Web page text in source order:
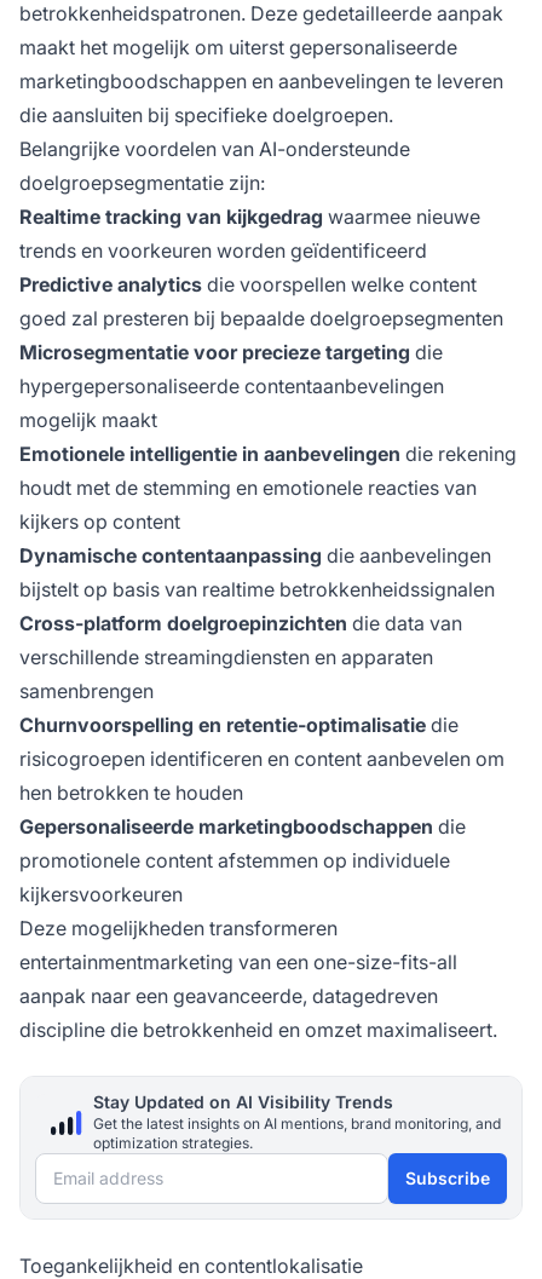
betrokkenheidspatronen. Deze gedetailleerde aanpak
maakt het mogelijk om uiterst gepersonaliseerde
marketingboodschappen en aanbevelingen te leveren
die aansluiten bij specifieke doelgroepen.
Belangrijke voordelen van AI-ondersteunde
doelgroepsegmentatie zijn:
Realtime tracking van kijkgedrag waarmee nieuwe
trends en voorkeuren worden geïdentificeerd
Predictive analytics die voorspellen welke content
goed zal presteren bij bepaalde doelgroepsegmenten
Microsegmentatie voor precieze targeting die
hypergepersonaliseerde contentaanbevelingen
mogelijk maakt
Emotionele intelligentie in aanbevelingen die rekening
houdt met de stemming en emotionele reacties van
kijkers op content
Dynamische contentaanpassing die aanbevelingen
bijstelt op basis van realtime betrokkenheidssignalen
Cross-platform doelgroepinzichten die data van
verschillende streamingdiensten en apparaten
samenbrengen
Churnvoorspelling en retentie-optimalisatie die
risicogroepen identificeren en content aanbevelen om
hen betrokken te houden
Gepersonaliseerde marketingboodschappen die
promotionele content afstemmen op individuele
kijkersvoorkeuren
Deze mogelijkheden transformeren
entertainmentmarketing van een one-size-fits-all
aanpak naar een geavanceerde, datagedreven
discipline die betrokkenheid en omzet maximaliseert.
Stay Updated on AI Visibility Trends
Get the latest insights on AI mentions, brand monitoring, and
optimization strategies.
Email address Subscribe
Toegankelijkheid en contentlokalisatie